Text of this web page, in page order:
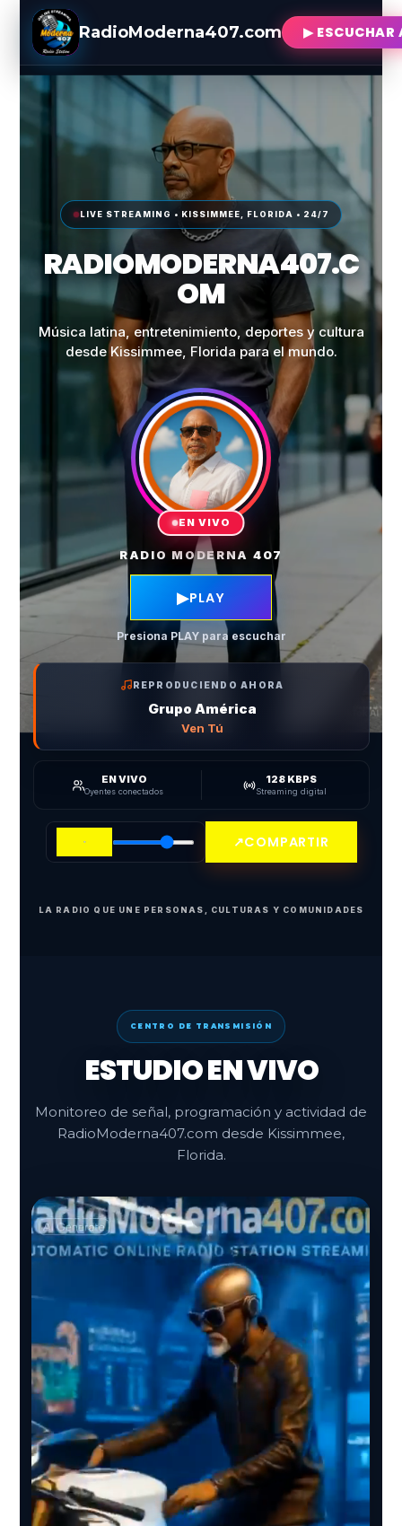
RadioModerna407.com ▶ ESCUCHAR
LIVE STREAMING • KISSIMMEE, FLORIDA • 24/7
RADIOMODERNA407.C
OM
Música latina, entretenimiento, deportes y cultura
desde Kissimmee, Florida para el mundo.
EN VIVO
RADIO MODERNA 407
▶PLAY
Presiona PLAY para escuchar
REPRODUCIENDO AHORA
Grupo América
Ven Tú
EN VIVO
Oyentes conectados
128 KBPS
Streaming digital
↗COMPARTIR
LA RADIO QUE UNE PERSONAS, CULTURAS Y COMUNIDADES
CENTRO DE TRANSMISIÓN
ESTUDIO EN VIVO
Monitoreo de señal, programación y actividad de
RadioModerna407.com desde Kissimmee,
Florida.